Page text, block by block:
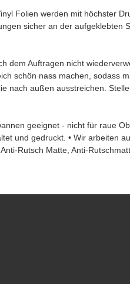
Folien werden mit höchster
sicher an der
Auftragen nicht
schön nass machen, sodass
außen ausstreichen.
geeignet - nicht für raue
und gedruckt. • Wir arbeiten
Rutsch Matte, Anti-